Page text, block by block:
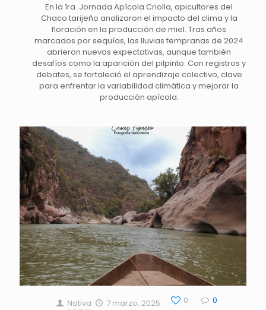
En la 1ra. Jornada Apícola Criolla, apicultores del
Chaco tarijeño analizaron el impacto del clima y la
floración en la producción de miel. Tras años
marcados por sequías, las lluvias tempranas de 2024
abrieron nuevas expectativas, aunque también
desafíos como la aparición del pilpinto. Con registros y
debates, se fortaleció el aprendizaje colectivo, clave
para enfrentar la variabilidad climática y mejorar la
producción apícola.
Nativa 7 marzo, 2025 0 0